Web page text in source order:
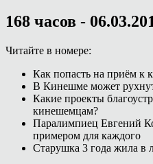
168 часов -
Читайте в номере:
Как попасть на приём к
В Кинешме может
Какие проекты
кинешемцам?
Паралимпиец Евгений
примером для каждого
Старушка 3 года жила в